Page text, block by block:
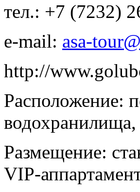
тел.: +7 (7232)
e-mail: asa-
http://
Расположение:
водохранилища,
Размещение:
VIP-